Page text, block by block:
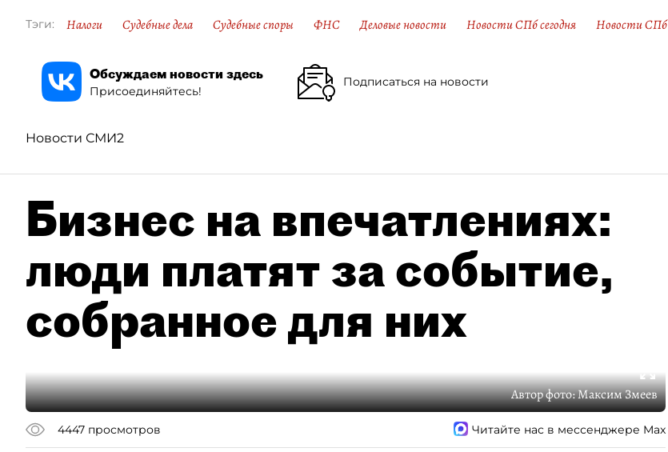
Тэги: Налоги Судебные дела Судебные споры ФНС Деловые новости Новости СПб сегодня Новости СПб
Обсуждаем новости здесь
Присоединяйтесь!
Подписаться на новости
Новости СМИ2
Бизнес на впечатлениях:
люди платят за событие,
собранное для них
Автор фото:Максим Змеев
4447 просмотров Читайте нас в мессенджере Max